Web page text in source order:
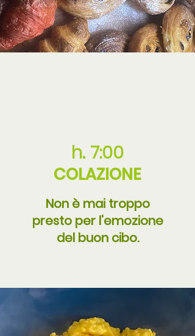
h. 7:00
COLAZIONE
Non è mai troppo
presto per l’emozione
del buon cibo.